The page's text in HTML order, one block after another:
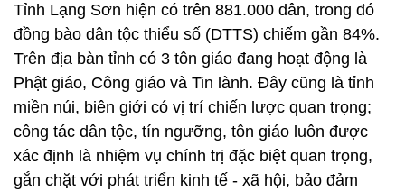
Tỉnh Lạng Sơn hiện có trên 881.000 dân, trong đó
đồng bào dân tộc thiểu số (DTTS) chiếm gần 84%.
Trên địa bàn tỉnh có 3 tôn giáo đang hoạt động là
Phật giáo, Công giáo và Tin lành. Đây cũng là tỉnh
miền núi, biên giới có vị trí chiến lược quan trọng;
công tác dân tộc, tín ngưỡng, tôn giáo luôn được
xác định là nhiệm vụ chính trị đặc biệt quan trọng,
gắn chặt với phát triển kinh tế - xã hội, bảo đảm